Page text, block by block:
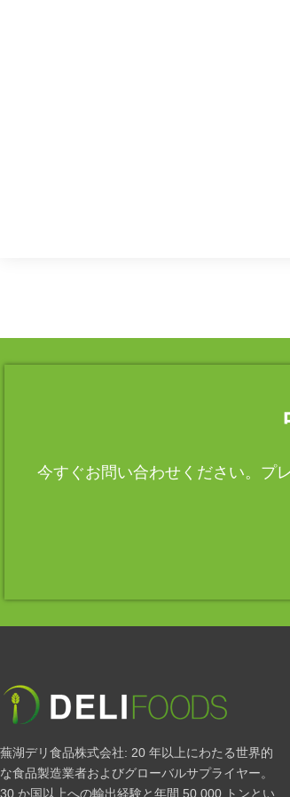
今すぐお問い合わせください。プ
蕪湖デリ食品株式会社: 20 年以上にわたる世界的
な食品製造業者およびグローバルサプライヤー。
30 か国以上への輸出経験と年間 50,000 トンとい